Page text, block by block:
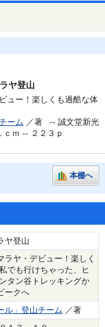
ヤ登山
ュー！楽しくも過酷な体
ーム ／著 -- 誠文堂新光
ｍ -- ２２３ｐ
本棚へ
ヤ登山
ラヤ・デビュー！楽しく
でも行けちゃった、ヒ
タン谷トレッキングか
ークへ
ル」登山チーム ／著